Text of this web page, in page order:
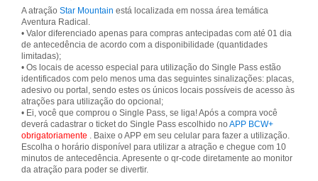
A atração Star Mountain está localizada em nossa área temática
Aventura Radical.
• Valor diferenciado apenas para compras antecipadas com até 01 dia
de antecedência de acordo com a disponibilidade (quantidades
limitadas);
• Os locais de acesso especial para utilização do Single Pass estão
identificados com pelo menos uma das seguintes sinalizações: placas,
adesivo ou portal, sendo estes os únicos locais possíveis de acesso às
atrações para utilização do opcional;
• Ei, você que comprou o Single Pass, se liga! Após a compra você
deverá cadastrar o ticket do Single Pass escolhido no APP BCW+
obrigatoriamente . Baixe o APP em seu celular para fazer a utilização.
Escolha o horário disponível para utilizar a atração e chegue com 10
minutos de antecedência. Apresente o qr-code diretamente ao monitor
da atração para poder se divertir.